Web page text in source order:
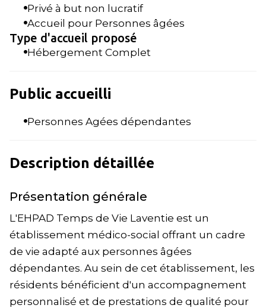
Privé à but non lucratif
Accueil pour Personnes âgées
Type d'accueil proposé
Hébergement Complet
Public accueilli
Personnes Agées dépendantes
Description détaillée
Présentation générale
L'EHPAD Temps de Vie Laventie est un
établissement médico-social offrant un cadre
de vie adapté aux personnes âgées
dépendantes. Au sein de cet établissement, les
résidents bénéficient d'un accompagnement
personnalisé et de prestations de qualité pour